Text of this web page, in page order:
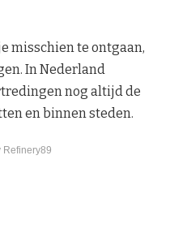
misschien te ontgaan,
In Nederland
nog altijd de
en binnen steden.
Refinery89